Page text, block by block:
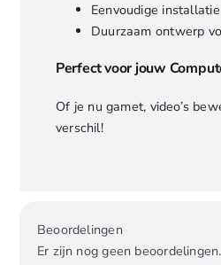
Eenvoudige
Duurzaam ontwerp
Perfect voor jouw
Of je nu gamet, video’s
verschil!
Beoordelingen
Er zijn nog geen beoordelingen.